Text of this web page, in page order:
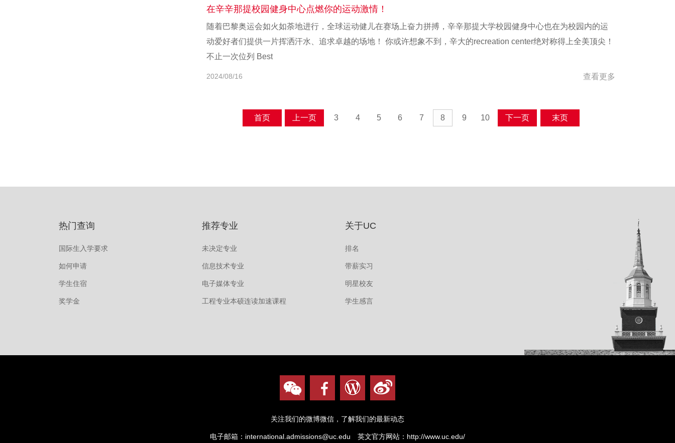
在辛辛那提校园健身中心点燃你的运动激情！
随着巴黎奥运会如火如荼地进行，全球运动健儿在赛场上奋力拼搏，辛辛那提大学校园健身中心也在为校园内的运
动爱好者们提供一片挥洒汗水、追求卓越的场地！ 你或许想象不到，辛大的recreation center绝对称得上全美顶尖！
不止一次位列 Best
2024/08/16 查看更多
首页 上一页 3 4 5 6 7 8 9 10 下一页 末页
热门查询
国际生入学要求
如何申请
学生住宿
奖学金
推荐专业
未决定专业
信息技术专业
电子媒体专业
工程专业本硕连读加速课程
关于UC
排名
带薪实习
明星校友
学生感言
关注我们的微博微信，了解我们的最新动态
电子邮箱： international.admissions@uc.edu 英文官方网站： http://www.uc.edu/